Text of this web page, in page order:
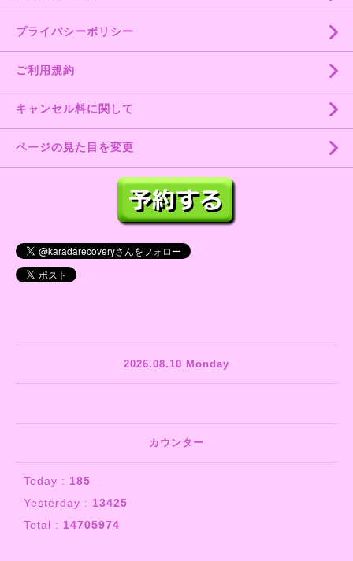
プライバシーポリシー
ご利用規約
キャンセル料に関して
ページの見た目を変更
2026.08.10 Monday
カウンター
Today : 185
Yesterday : 13425
Total : 14705974